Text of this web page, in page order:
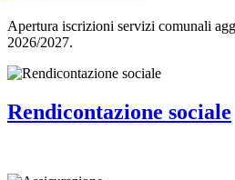
Apertura iscrizioni servizi comunali
2026/2027.
Rendicontazione sociale